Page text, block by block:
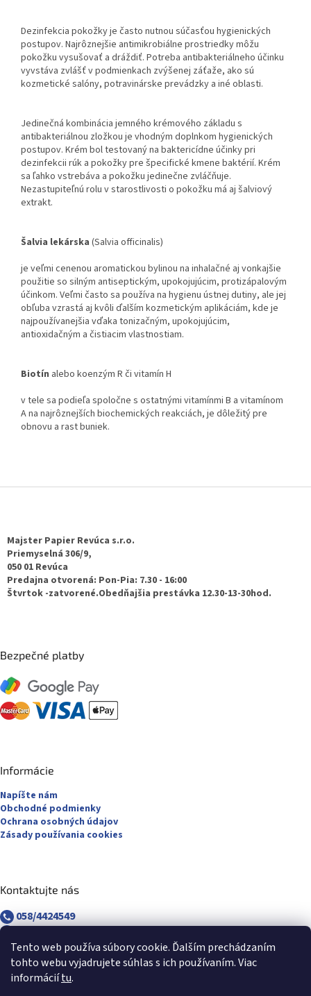
Tento web používa súbory cookie. Ďalším prechádzaním
tohto webu vyjadrujete súhlas s ich používaním. Viac
informáciítu.
Dezinfekcia pokožky je často nutnou súčasťou hygienických
postupov. Najrôznejšie antimikrobiálne prostriedky môžu
pokožku vysušovať a dráždiť. Potreba antibakteriálneho účinku
vyvstáva zvlášť v podmienkach zvýšenej záťaže, ako sú
kozmetické salóny, potravinárske prevádzky a iné oblasti.
Jedinečná kombinácia jemného krémového základu s
antibakteriálnou zložkou je vhodným doplnkom hygienických
postupov. Krém bol testovaný na baktericídne účinky pri
dezinfekcii rúk a pokožky pre špecifické kmene baktérií. Krém
sa ľahko vstrebáva a pokožku jedinečne zvláčňuje.
Nezastupiteľnú rolu v starostlivosti o pokožku má aj šalviový
extrakt.
Šalvia lekárska (Salvia officinalis)
je veľmi cenenou aromatickou bylinou na inhalačné aj vonkajšie
použitie so silným antiseptickým, upokojujúcim, protizápalovým
účinkom. Veľmi často sa používa na hygienu ústnej dutiny, ale jej
obľuba vzrastá aj kvôli ďalším kozmetickým aplikáciám, kde je
najpoužívanejšia vďaka tonizačným, upokojujúcim,
antioxidačným a čistiacim vlastnostiam.
Biotín alebo koenzým R či vitamín H
v tele sa podieľa spoločne s ostatnými vitamínmi B a vitamínom
A na najrôznejších biochemických reakciách, je dôležitý pre
obnovu a rast buniek.
Majster Papier Revúca s.r.o.
Priemyselná 306/9,
050 01 Revúca
Predajna otvorená: Pon-Pia: 7.30 - 16:00
Štvrtok -zatvorené.Obedňajšia prestávka 12.30-13-30hod.
Bezpečné platby
Informácie
Napíšte nám
Obchodné podmienky
Ochrana osobných údajov
Zásady používania cookies
Kontaktujte nás
058/4424549
revuca@majsterpapier.sk